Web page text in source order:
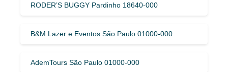
RODER’S BUGGY Pardinho 18640-000
B&M Lazer e Eventos São Paulo 01000-000
AdemTours São Paulo 01000-000